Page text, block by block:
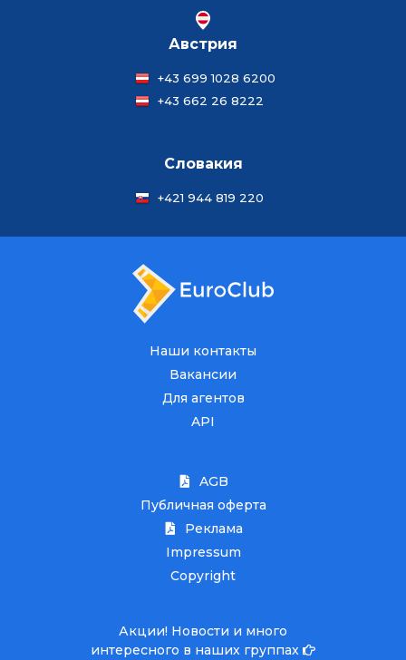
Австрия
+43 699 1028 6200
+43 662 26 8222
Словакия
+421 944 819 220
Наши контакты
Вакансии
Для агентов
API
AGB
Публичная оферта
Реклама
Impressum
Copyright
Акции! Новости и много
интересного в наших группах